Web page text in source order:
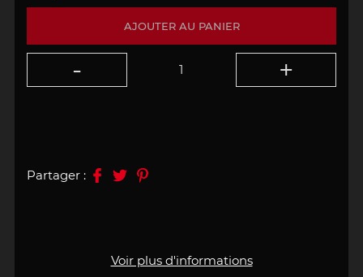
Voir plus d'informations
AJOUTER AU PANIER
Partager :